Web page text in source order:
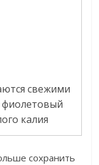
свежими
фиолетовый
калия
сохранить